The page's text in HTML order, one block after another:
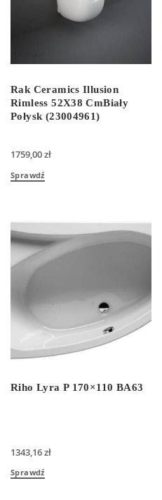
Rak Ceramics Illusion
Rimless 52X38 CmBiały
Połysk (23004961)
1759,00zł
Sprawdź
Riho Lyra P 170×110 BA63
1343,16zł
Sprawdź